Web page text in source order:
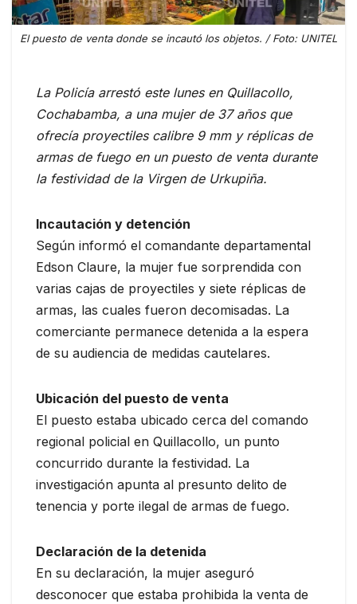
El puesto de venta donde se incautó los objetos. / Foto: UNITEL
La Policía arrestó este lunes en Quillacollo,
Cochabamba, a una mujer de 37 años que
ofrecía proyectiles calibre 9 mm y réplicas de
armas de fuego en un puesto de venta durante
la festividad de la Virgen de Urkupiña.
Incautación y detención
Según informó el comandante departamental
Edson Claure, la mujer fue sorprendida con
varias cajas de proyectiles y siete réplicas de
armas, las cuales fueron decomisadas. La
comerciante permanece detenida a la espera
de su audiencia de medidas cautelares.
Ubicación del puesto de venta
El puesto estaba ubicado cerca del comando
regional policial en Quillacollo, un punto
concurrido durante la festividad. La
investigación apunta al presunto delito de
tenencia y porte ilegal de armas de fuego.
Declaración de la detenida
En su declaración, la mujer aseguró
desconocer que estaba prohibida la venta de